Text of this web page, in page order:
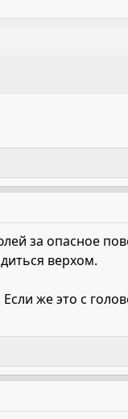
за опасное
верхом.
же это с